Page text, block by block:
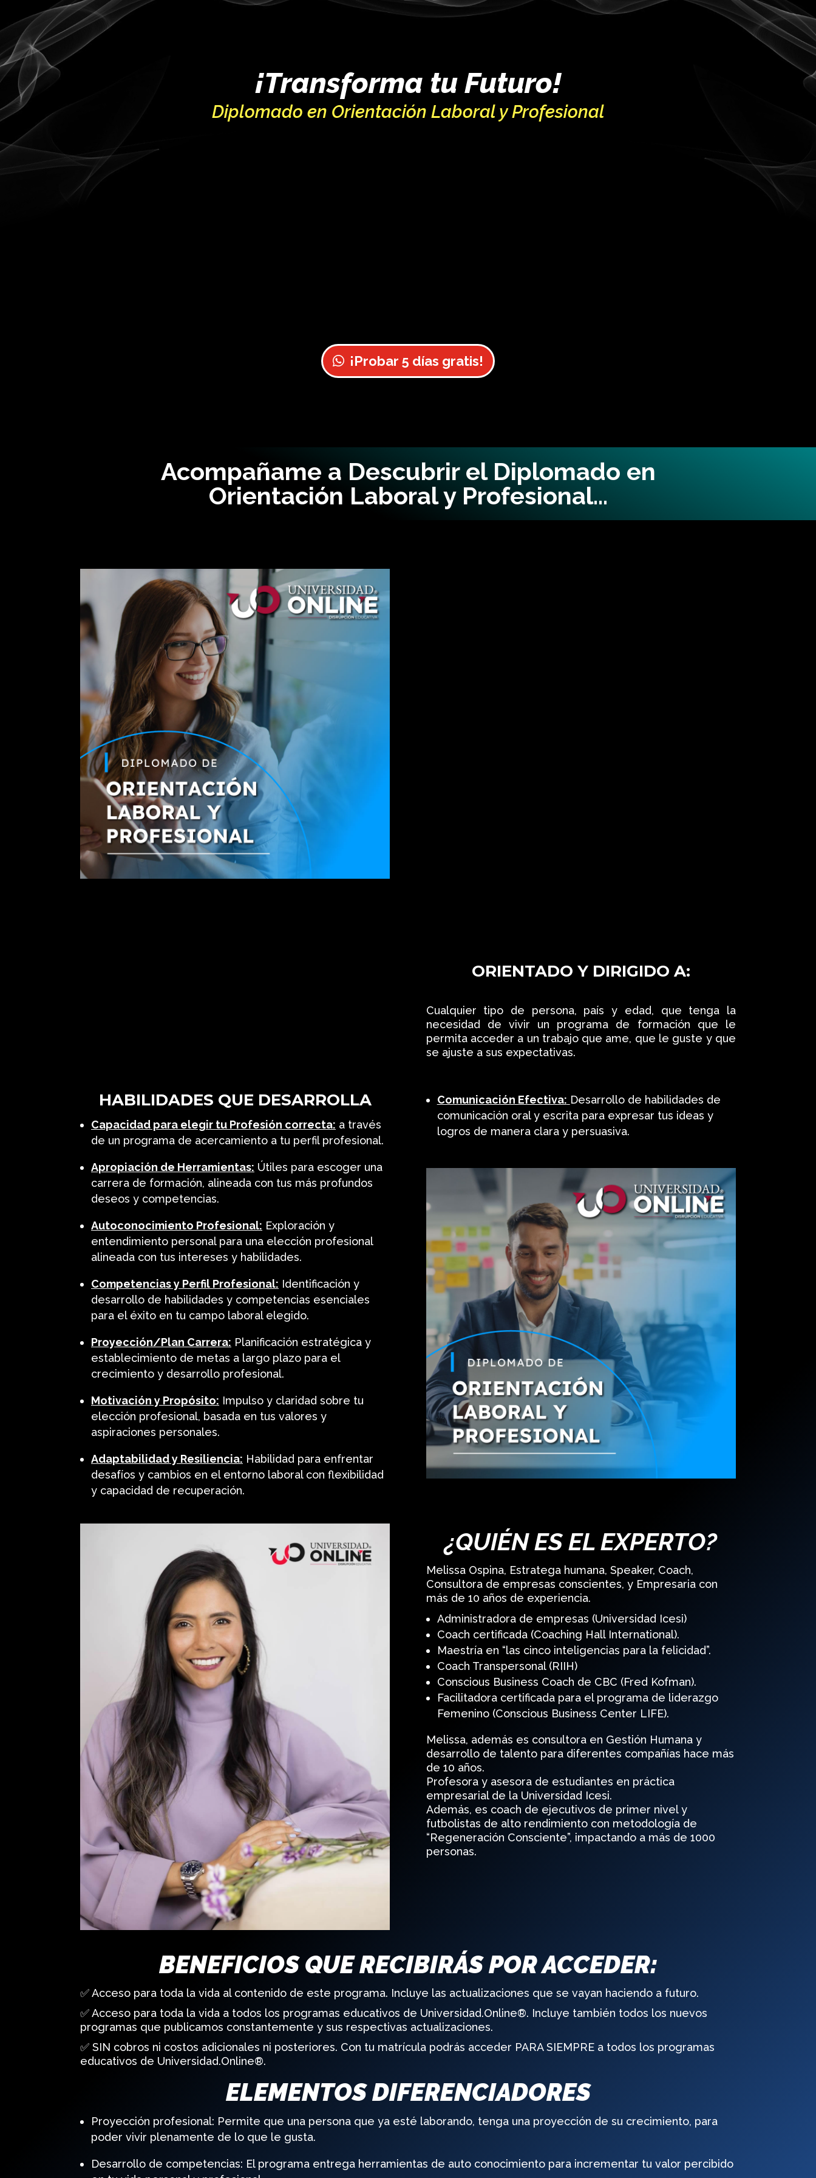
¡Transforma tu Futuro!
Diplomado en Orientación Laboral y Profesional
¡Probar 5 días gratis!
Acompañame a Descubrir el Diplomado en
Orientación Laboral y Profesional…
ORIENTADO Y DIRIGIDO A:
Cualquier tipo de persona, país y edad, que tenga la
necesidad de vivir un programa de formación que le
permita acceder a un trabajo que ame, que le guste y que
se ajuste a sus expectativas.
HABILIDADES QUE DESARROLLA
Capacidad para elegir tu Profesión correcta: a través
de un programa de acercamiento a tu perfil profesional.
Apropiación de Herramientas: Útiles para escoger una
carrera de formación, alineada con tus más profundos
deseos y competencias.
Autoconocimiento Profesional: Exploración y
entendimiento personal para una elección profesional
alineada con tus intereses y habilidades.
Competencias y Perfil Profesional: Identificación y
desarrollo de habilidades y competencias esenciales
para el éxito en tu campo laboral elegido.
Proyección/Plan Carrera: Planificación estratégica y
establecimiento de metas a largo plazo para el
crecimiento y desarrollo profesional.
Motivación y Propósito: Impulso y claridad sobre tu
elección profesional, basada en tus valores y
aspiraciones personales.
Adaptabilidad y Resiliencia: Habilidad para enfrentar
desafíos y cambios en el entorno laboral con flexibilidad
y capacidad de recuperación.
Comunicación Efectiva: Desarrollo de habilidades de
comunicación oral y escrita para expresar tus ideas y
logros de manera clara y persuasiva.
¿QUIÉN ES EL EXPERTO?
Melissa Ospina, Estratega humana, Speaker, Coach,
Consultora de empresas conscientes, y Empresaria con
más de 10 años de experiencia.
Administradora de empresas (Universidad Icesi)
Coach certificada (Coaching Hall International).
Maestría en “las cinco inteligencias para la felicidad”.
Coach Transpersonal (RIIH)
Conscious Business Coach de CBC (Fred Kofman).
Facilitadora certificada para el programa de liderazgo
Femenino (Conscious Business Center LIFE).
Melissa, además es consultora en Gestión Humana y
desarrollo de talento para diferentes compañías hace más
de 10 años.
Profesora y asesora de estudiantes en práctica
empresarial de la Universidad Icesi.
Además, es coach de ejecutivos de primer nivel y
futbolistas de alto rendimiento con metodología de
“Regeneración Consciente”, impactando a más de 1000
personas.
BENEFICIOS QUE RECIBIRÁS POR ACCEDER:
✅ Acceso para toda la vida al contenido de este programa. Incluye las actualizaciones que se vayan haciendo a futuro.
✅ Acceso para toda la vida a todos los programas educativos de Universidad.Online®. Incluye también todos los nuevos
programas que publicamos constantemente y sus respectivas actualizaciones.
✅ SIN cobros ni costos adicionales ni posteriores. Con tu matrícula podrás acceder PARA SIEMPRE a todos los programas
educativos de Universidad.Online®.
ELEMENTOS DIFERENCIADORES
Proyección profesional: Permite que una persona que ya esté laborando, tenga una proyección de su crecimiento, para
poder vivir plenamente de lo que le gusta.
Desarrollo de competencias: El programa entrega herramientas de auto conocimiento para incrementar tu valor percibido